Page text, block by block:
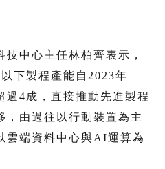
中心主任林柏齊表示，
下製程產能自2023年
過4成，直接推動先進製程
，由過往以行動裝置為主
雲端資料中心與AI運算為